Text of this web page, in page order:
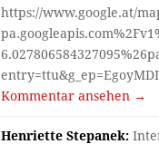
https://www.google.at/
Kommentar ansehen →
Henriette Stepanek: